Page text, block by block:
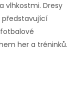
vlhkostmi. Dresy
představující
her a tréninků.